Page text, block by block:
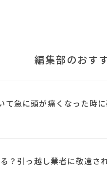
編集部のおす
て急に頭が痛くなった時
？引っ越し業者に敬遠さ